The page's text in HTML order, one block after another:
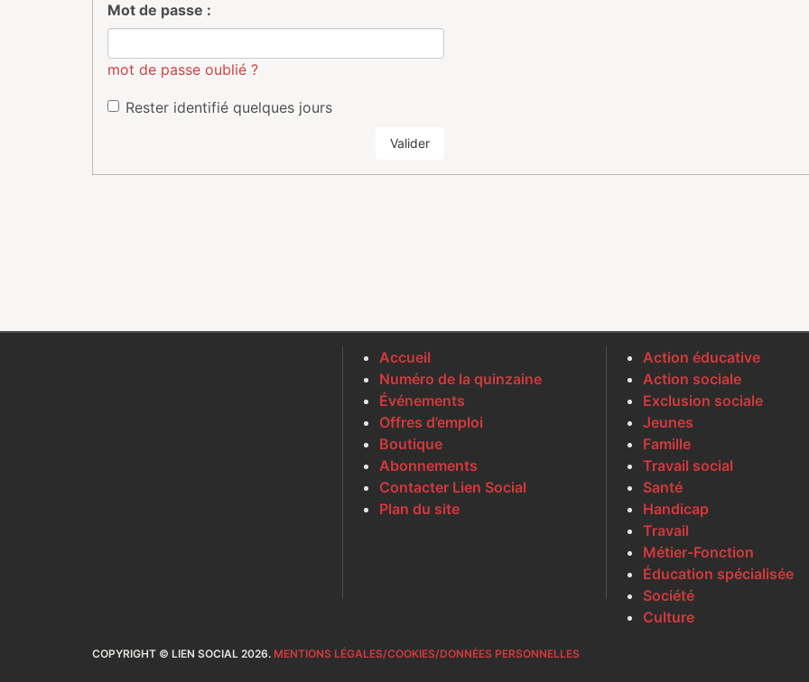
Mot de passe :
mot de passe oublié ?
Rester identifié quelques jours
Valider
Accueil
Numéro de la quinzaine
Événements
Offres d’emploi
Boutique
Abonnements
Contacter Lien Social
Plan du site
Action éducative
Action sociale
Exclusion sociale
Jeunes
Famille
Travail social
Santé
Handicap
Travail
Métier-Fonction
Éducation spécialisée
Société
Culture
COPYRIGHT © LIEN SOCIAL 2026. MENTIONS LÉGALES/COOKIES/DONNÉES PERSONNELLES